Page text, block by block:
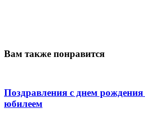
Вам также понравится
Поздравления с днем рождения
юбилеем